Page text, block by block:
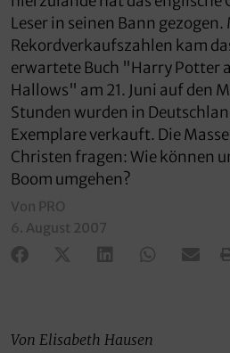
Leser in seinen Bann gezogen.
Rekordverkaufszahlen kam
erwartete Buch "Harry Potter
Hallows" am 21. Juni auf den
Stunden wurden in
Exemplare verkauft. Die
Christen fragen: Wie können
Boom umgehen?
Von PRO
6. August 2007
Von Elisabeth Hausen